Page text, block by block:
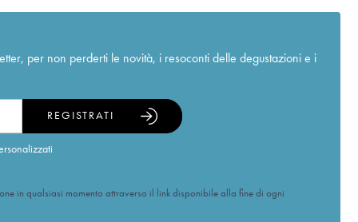
per non perderti le novità, i resoconti delle degustazioni e i
REGISTRATI
in qualsiasi momento attraverso il link disponibile alla fine di ogni